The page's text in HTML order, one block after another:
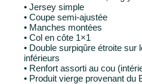
• Jersey simple
• Coupe semi-ajustée
• Manches montées
• Col en côte 1×1
• Double surpiqûre étroite sur
inférieurs
• Renfort assorti au cou
• Produit vierge provenant du